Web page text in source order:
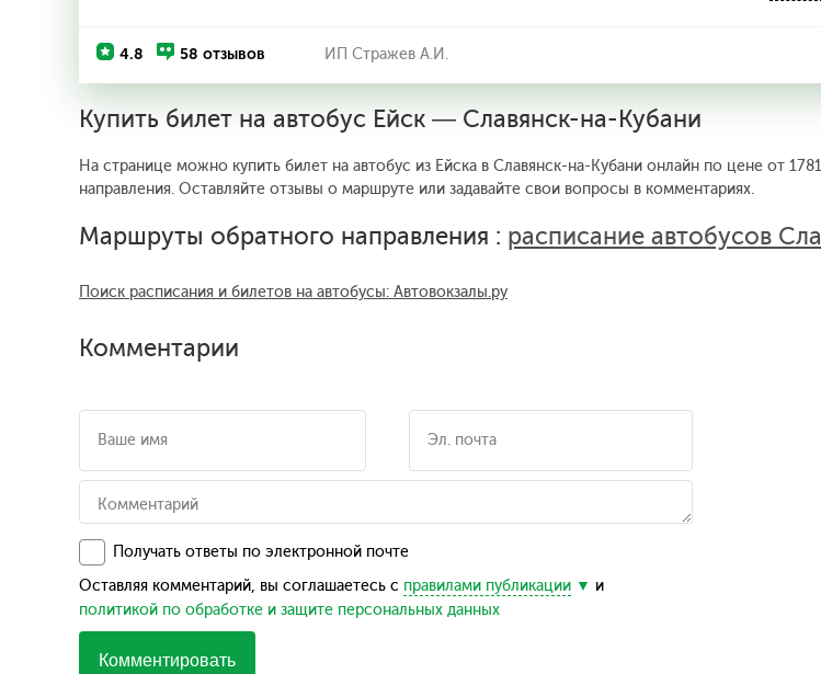
4.8 58 отзывов ИП Стражев А.И.
Купить билет на автобус Ейск — Славянск-на-Кубани
На странице можно купить билет на автобус из Ейска в Славянск-на-Кубани онлайн по цене от
направления. Оставляйте отзывы о маршруте или задавайте свои вопросы в комментариях.
Маршруты обратного направления : расписание автобусов
Поиск расписания и билетов на автобусы: Автовокзалы.ру
Комментарии
Получать ответы по электронной почте
Оставляя комментарий, вы соглашаетесь с правилами публикации
и
политикой по обработке и защите персональных данных
Комментировать